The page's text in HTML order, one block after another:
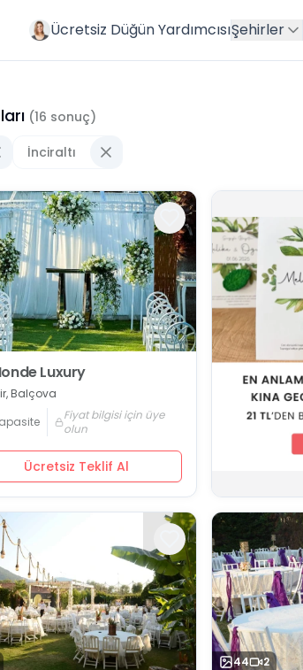
Ücretsiz Düğün YardımcısıŞehirler
(16 sonuç)
İnciraltı
Luxury
Balçova
Fiyat bilgisi için üye
olun
Ücretsiz Teklif Al
44 2